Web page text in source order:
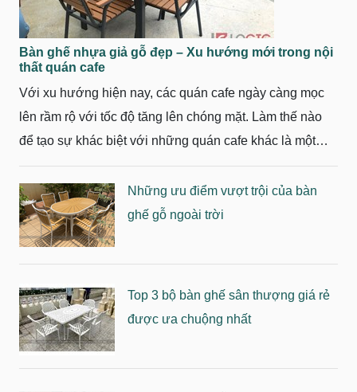
Bàn ghế nhựa giả gỗ đẹp – Xu hướng mới trong nội
thất quán cafe
Với xu hướng hiện nay, các quán cafe ngày càng mọc
lên rầm rộ với tốc độ tăng lên chóng mặt. Làm thế nào
để tạo sự khác biệt với những quán cafe khác là một
việc không hề dễ dàng. Vậy tại sao không thử bố trí
những bộ bàn ghế nhựa giả gỗ đẹp với nhiều kiểu dáng
cho không gian quán cafe của bạn. Hãy cùng tìm hiểu
về bàn ghế nhựa giả gỗ - xu hướng mới trong nội thất
Những ưu điểm vượt trội của bàn
ghế gỗ ngoài trời
Top 3 bộ bàn ghế sân thượng giá rẻ
được ưa chuộng nhất